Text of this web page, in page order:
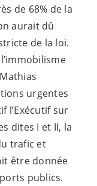
de 68% de la
aurait dû
de la loi.
urgentes
l’Exécutif sur
dites I et II, la
trafic et
être donnée
publics.